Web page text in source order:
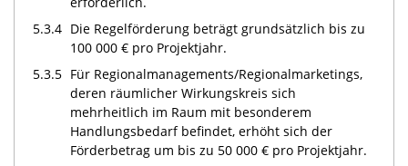
5.3.4 Die Regelförderung beträgt grundsätzlich bis zu
100 000 € pro Projektjahr.
5.3.5 Für Regionalmanagements/Regionalmarketings,
deren räumlicher Wirkungskreis sich
mehrheitlich im Raum mit besonderem
Handlungsbedarf befindet, erhöht sich der
Förderbetrag um bis zu 50 000 € pro Projektjahr.